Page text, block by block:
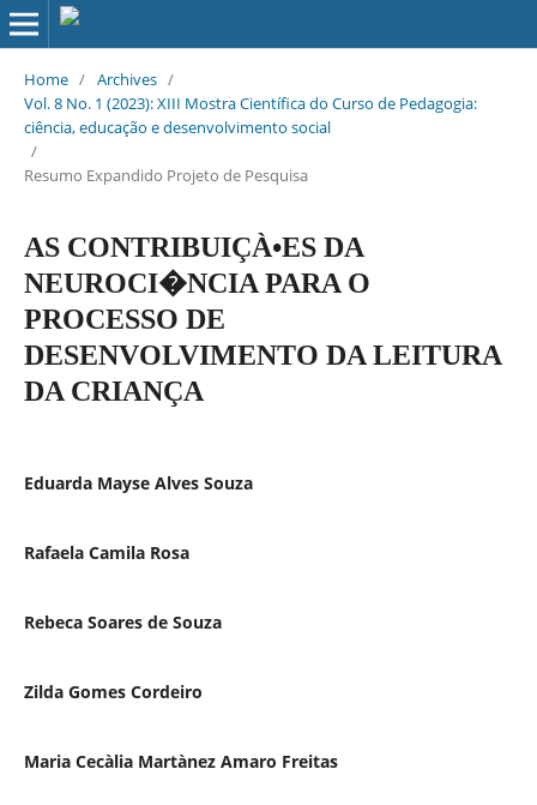
Home / Archives /
Vol. 8 No. 1 (2023): XIII Mostra Científica do Curso de Pedagogia:
ciência, educação e desenvolvimento social
/
Resumo Expandido Projeto de Pesquisa
AS CONTRIBUIÇÀ•ES DA
NEUROCI�NCIA PARA O
PROCESSO DE
DESENVOLVIMENTO DA LEITURA
DA CRIANÇA
Eduarda Mayse Alves Souza
Rafaela Camila Rosa
Rebeca Soares de Souza
Zilda Gomes Cordeiro
Maria Cecà­lia Martà­nez Amaro Freitas